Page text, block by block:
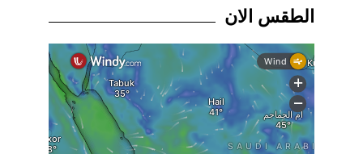
الطقس الان